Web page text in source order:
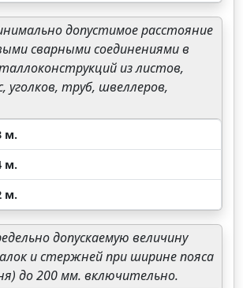
допустимое расстояние
сварными соединениями в
из листов,
уголков, труб, швеллеров,
м.
м.
м.
допускаемую величину
и стержней при ширине пояса
до 200 мм. включительно.